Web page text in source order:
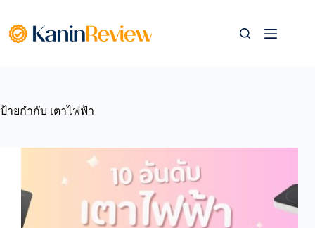
content
ป้ายกำกับ เตาไฟฟ้า